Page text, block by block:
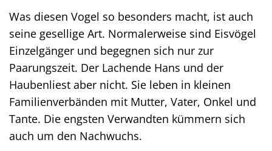
Was diesen Vogel so besonders macht, ist auch
seine gesellige Art. Normalerweise sind Eisvögel
Einzelgänger und begegnen sich nur zur
Paarungszeit. Der Lachende Hans und der
Haubenliest aber nicht. Sie leben in kleinen
Familienverbänden mit Mutter, Vater, Onkel und
Tante. Die engsten Verwandten kümmern sich
auch um den Nachwuchs.